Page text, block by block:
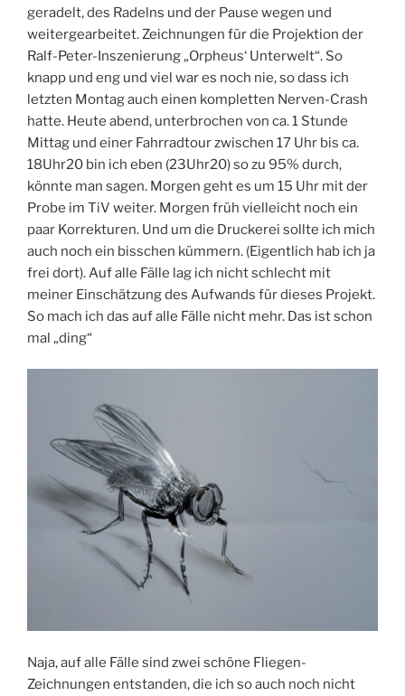
geradelt, des Radelns und der Pause wegen und
weitergearbeitet. Zeichnungen für die Projektion der
Ralf-Peter-Inszenierung „Orpheus‘ Unterwelt“. So
knapp und eng und viel war es noch nie, so dass ich
letzten Montag auch einen kompletten Nerven-Crash
hatte. Heute abend, unterbrochen von ca. 1 Stunde
Mittag und einer Fahrradtour zwischen 17 Uhr bis ca.
18Uhr20 bin ich eben (23Uhr20) so zu 95% durch,
könnte man sagen. Morgen geht es um 15 Uhr mit der
Probe im TiV weiter. Morgen früh vielleicht noch ein
paar Korrekturen. Und um die Druckerei sollte ich mich
auch noch ein bisschen kümmern. (Eigentlich hab ich ja
frei dort). Auf alle Fälle lag ich nicht schlecht mit
meiner Einschätzung des Aufwands für dieses Projekt.
So mach ich das auf alle Fälle nicht mehr. Das ist schon
mal „ding“
Naja, auf alle Fälle sind zwei schöne Fliegen-
Zeichnungen entstanden, die ich so auch noch nicht